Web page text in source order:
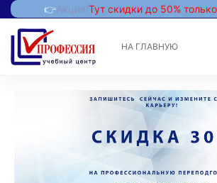
👉Акция!Тут скидки до 50%
НА ГЛАВНУЮ